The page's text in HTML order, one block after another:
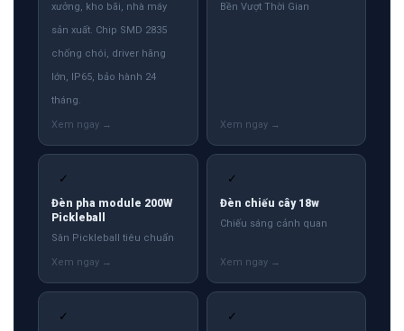
xưởng, kho bãi, nhà máy
sản xuất. Chip SMD 2835
chống chói, driver hãng
lớn, IP65, bảo hành 24
tháng.
Bền Vượt Thời Gian
✓
Đèn pha module 200W
Pickleball
Sân Pickleball tiêu chuẩn
✓
Đèn chiếu cây 18w
Chiếu sáng cảnh quan
✓ ✓